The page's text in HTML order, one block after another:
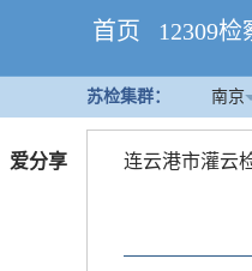
爱分享
首页 12309检
苏检集群： 南京
连云港市灌云